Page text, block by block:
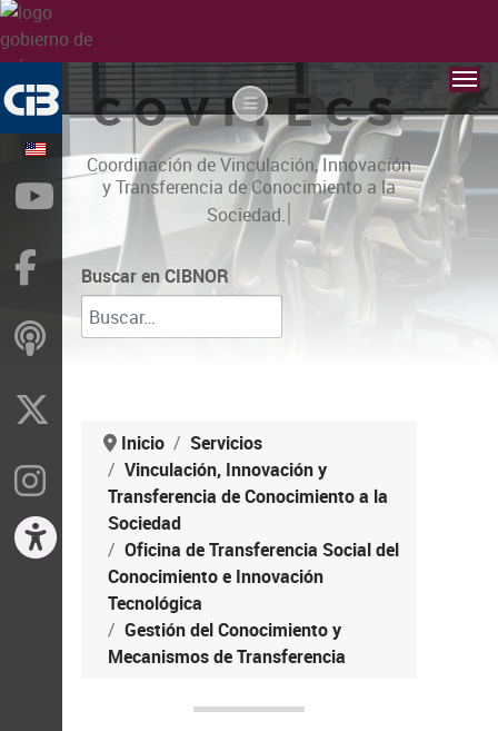
COVITECS
Coordinación de Vinculación, Innovación
y Transferencia de Conocimiento a la
Sociedad.|
Buscar en CIBNOR
Inicio
Servicios
Vinculación, Innovación y
Transferencia de Conocimiento a la
Sociedad
Oficina de Transferencia Social del
Conocimiento e Innovación
Tecnológica
Gestión del Conocimiento y
Mecanismos de Transferencia
YouTube
Facebook
ivoox
Instragram